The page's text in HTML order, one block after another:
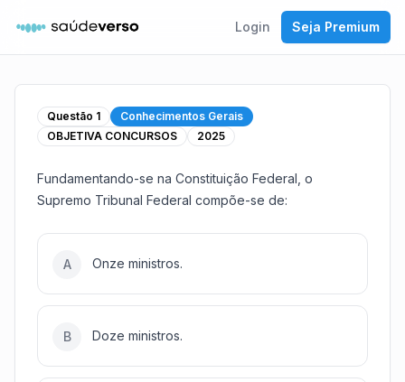
Login Seja Premium
Questão 1
Conhecimentos Gerais
OBJETIVA CONCURSOS
2025
Fundamentando-se na Constituição Federal, o
Supremo Tribunal Federal compõe-se de:
A Onze ministros.
B Doze ministros.